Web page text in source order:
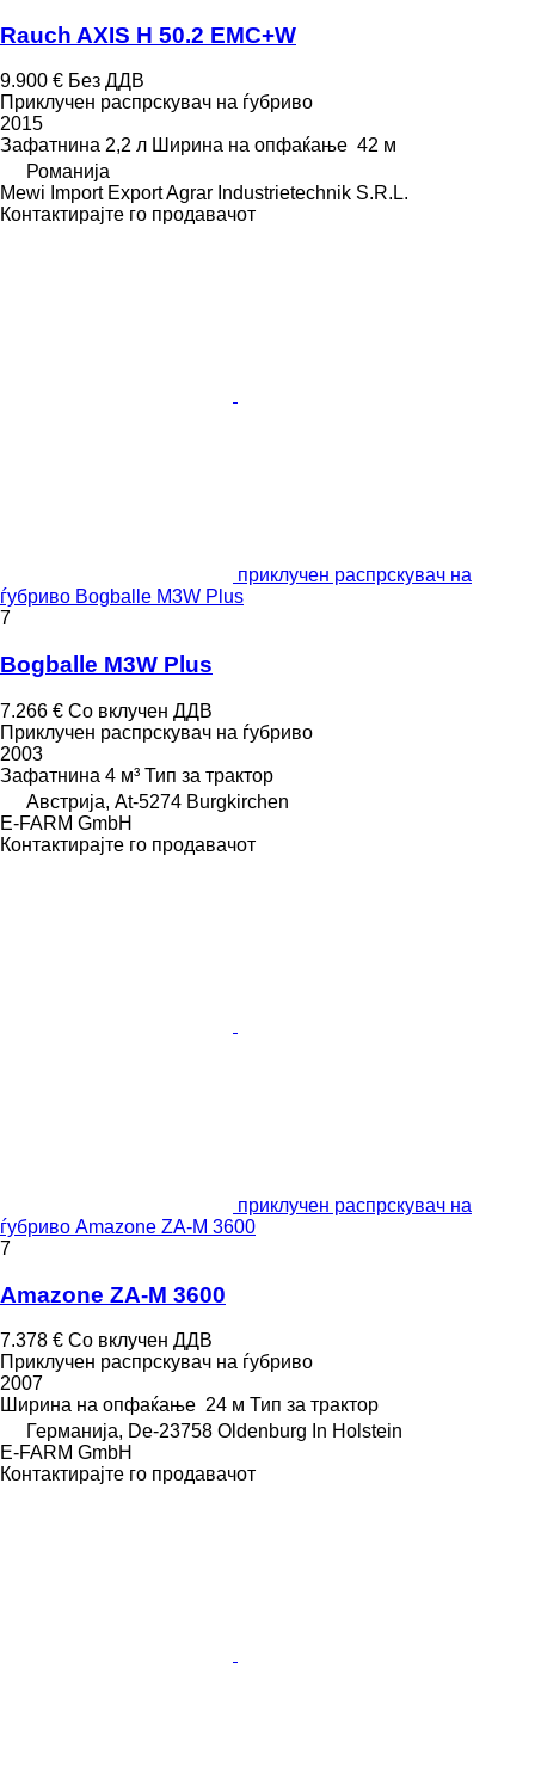
Rauch AXIS H 50.2 EMC+W
9.900 € Без ДДВ
Приклучен распрскувач на ѓубриво
2015
Зафатнина 2,2 л Ширина на опфаќање 42 м
Романија
Mewi Import Export Agrar Industrietechnik S.R.L.
Контактирајте го продавачот
приклучен распрскувач на
ѓубриво Bogballe M3W Plus
7
Bogballe M3W Plus
7.266 € Со вклучен ДДВ
Приклучен распрскувач на ѓубриво
2003
Зафатнина 4 м³ Тип за трактор
Австрија, At-5274 Burgkirchen
E-FARM GmbH
Контактирајте го продавачот
приклучен распрскувач на
ѓубриво Amazone ZA-M 3600
7
Amazone ZA-M 3600
7.378 € Со вклучен ДДВ
Приклучен распрскувач на ѓубриво
2007
Ширина на опфаќање 24 м Тип за трактор
Германија, De-23758 Oldenburg In Holstein
E-FARM GmbH
Контактирајте го продавачот